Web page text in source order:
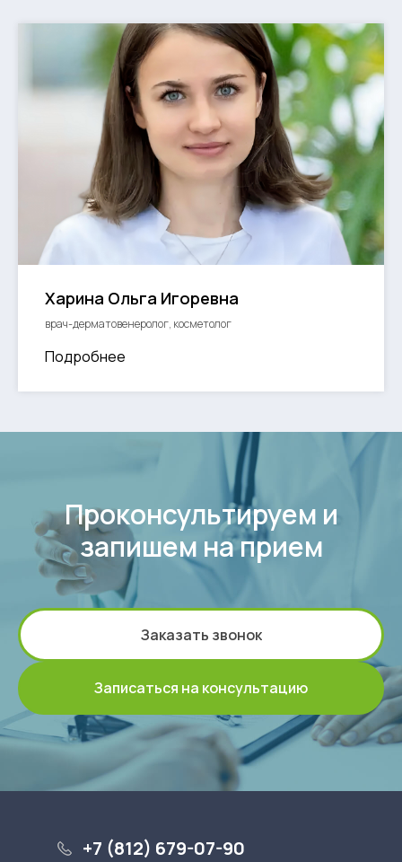
Харина Ольга Игоревна
врач-дерматовенеролог, косметолог
Подробнее
Проконсультируем и
запишем на прием
Заказать звонок
Записаться на консультацию
+7 (812) 679-07-90